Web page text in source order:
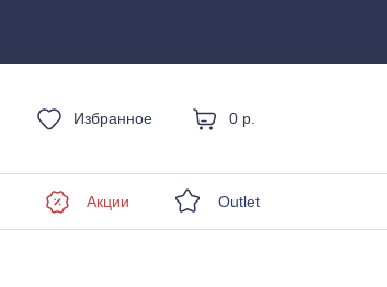
Избранное 0 р.
Акции Outlet